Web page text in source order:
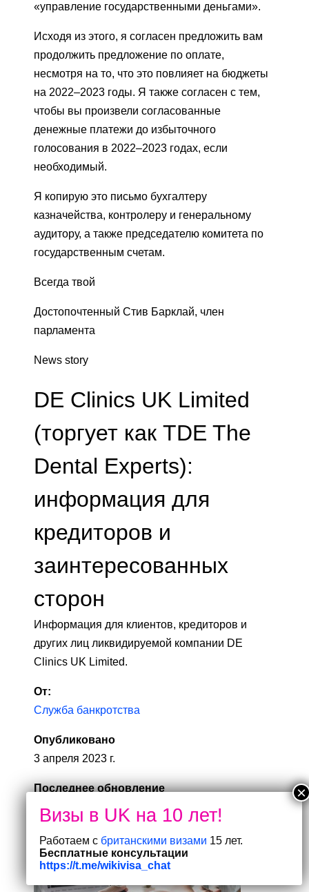
«управление государственными деньгами».
Исходя из этого, я согласен предложить вам
продолжить предложение по оплате,
несмотря на то, что это повлияет на бюджеты
на 2022–2023 годы. Я также согласен с тем,
чтобы вы произвели согласованные
денежные платежи до избыточного
голосования в 2022–2023 годах, если
необходимый.
Я копирую это письмо бухгалтеру
казначейства, контролеру и генеральному
аудитору, а также председателю комитета по
государственным счетам.
Всегда твой
Достопочтенный Стив Барклай, член
парламента
News story
DE Clinics UK Limited
(торгует как TDE The
Dental Experts):
информация для
кредиторов и
заинтересованных
сторон
Информация для клиентов, кредиторов и
других лиц ликвидируемой компании DE
Clinics UK Limited.
От:
Служба банкротства
Опубликовано
3 апреля 2023 г.
Последнее обновление
5 мая 2023 г. —Посмотреть все обновления
Работаем с британскими визами 15 лет.
Бесплатные консультации
https://t.me/wikivisa_chat